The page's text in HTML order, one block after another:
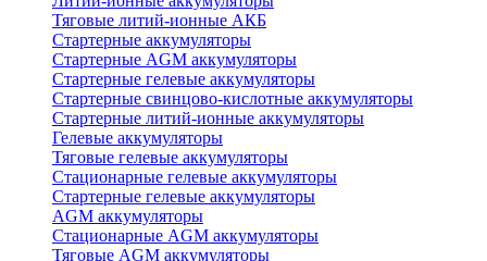
Тяговые литий-ионные АКБ
Стартерные аккумуляторы
Стартерные AGM аккумуляторы
Стартерные гелевые аккумуляторы
Стартерные свинцово-кислотные аккумуляторы
Стартерные литий-ионные аккумуляторы
Гелевые аккумуляторы
Тяговые гелевые аккумуляторы
Стационарные гелевые аккумуляторы
Стартерные гелевые аккумуляторы
AGM аккумуляторы
Стационарные AGM аккумуляторы
Тяговые AGM аккумуляторы